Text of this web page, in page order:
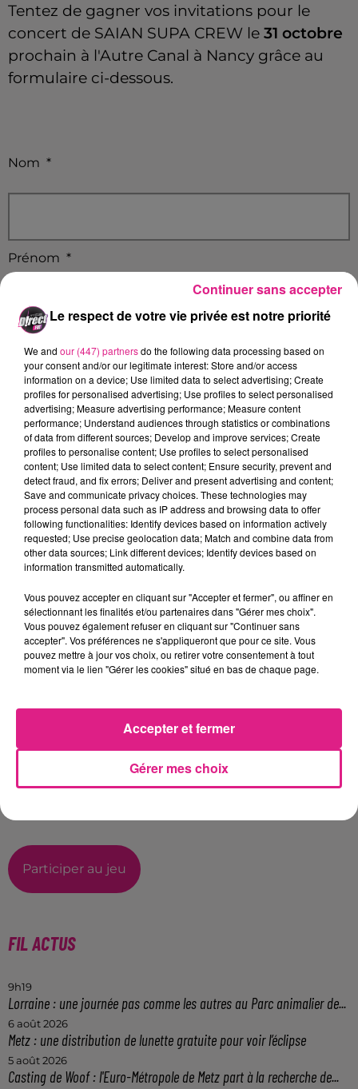
Tentez de gagner vos invitations pour le
concert de SAIAN SUPA CREW le 31 octobre
prochain à l'Autre Canal à Nancy grâce au
formulaire ci-dessous.
Nom *
Prénom *
Email*
Ville*
Adresse
Téléphone*
Souhaitez-vous recevoir notre actualité ainsi que
celle de nos partenaires ?
Participer au jeu
FIL ACTUS
9h19
Lorraine : une journée pas comme les autres au Parc animalier de...
6 août 2026
Metz : une distribution de lunette gratuite pour voir l’éclipse
5 août 2026
Casting de Woof : l'Euro-Métropole de Metz part à la recherche de...
Le respect de votre vie privée est notre priorité
We and our (447) partnersdo the following data processing based on
your consent and/or our legitimate interest: Store and/or access
information on a device; Use limited data to select advertising; Create
profiles for personalised advertising; Use profiles to select personalised
advertising; Measure advertising performance; Measure content
performance; Understand audiences through statistics or combinations
of data from different sources; Develop and improve services; Create
profiles to personalise content; Use profiles to select personalised
content; Use limited data to select content; Ensure security, prevent and
detect fraud, and fix errors; Deliver and present advertising and content;
Save and communicate privacy choices. These technologies may
process personal data such as IP address and browsing data to offer
following functionalities: Identify devices based on information actively
requested; Use precise geolocation data; Match and combine data from
other data sources; Link different devices; Identify devices based on
information transmitted automatically.
Vous pouvez accepter en cliquant sur "Accepter et fermer", ou affiner en
sélectionnant les finalités et/ou partenaires dans "Gérer mes choix".
Vous pouvez également refuser en cliquant sur "Continuer sans
accepter". Vos préférences ne s'appliqueront que pour ce site. Vous
pouvez mettre à jour vos choix, ou retirer votre consentement à tout
moment via le lien "Gérer les cookies" situé en bas de chaque page.
Gérer mes choix
Accepter et fermer
Continuer sans accepter